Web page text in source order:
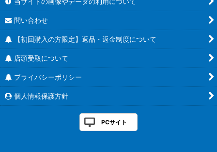
問い合わせ
【初回購入の方限定】返品・返金制度について
店頭受取について
プライバシーポリシー
個人情報保護方針
PCサイト